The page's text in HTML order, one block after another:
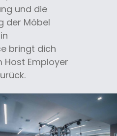
und die
der Möbel
bringt dich
Host Employer